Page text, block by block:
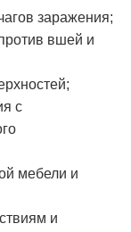
заражения;
вшей и
с
мебели и
и